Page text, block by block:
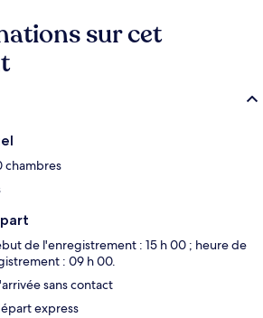
sur cet
chambres
de l'enregistrement : 15 h 00 ; heure de
: 09 h 00.
sans contact
express